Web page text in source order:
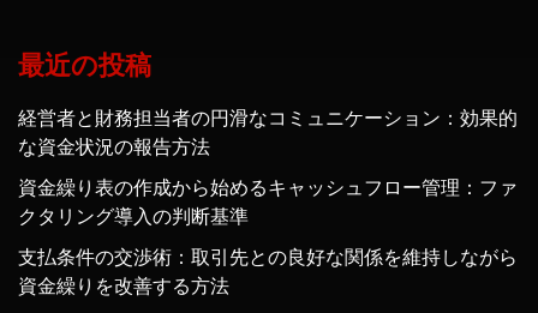
最近の投稿
経営者と財務担当者の円滑なコミュニケーション：効果的
な資金状況の報告方法
資金繰り表の作成から始めるキャッシュフロー管理：ファ
クタリング導入の判断基準
支払条件の交渉術：取引先との良好な関係を維持しながら
資金繰りを改善する方法